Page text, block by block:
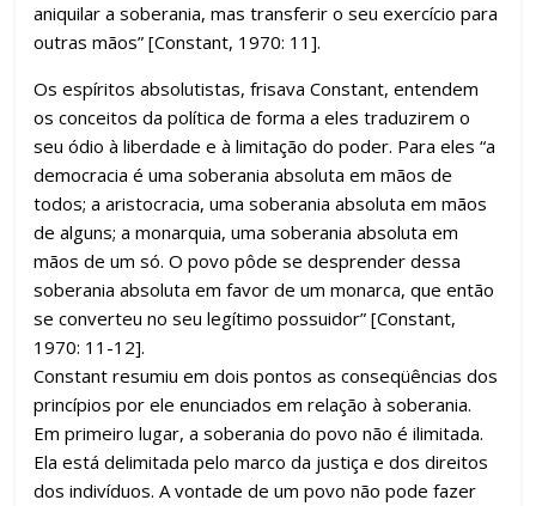
aniquilar a soberania, mas transferir o seu exercício para
outras mãos” [Constant, 1970: 11].
Os espíritos absolutistas, frisava Constant, entendem
os conceitos da política de forma a eles traduzirem o
seu ódio à liberdade e à limitação do poder. Para eles “a
democracia é uma soberania absoluta em mãos de
todos; a aristocracia, uma soberania absoluta em mãos
de alguns; a monarquia, uma soberania absoluta em
mãos de um só. O povo pôde se desprender dessa
soberania absoluta em favor de um monarca, que então
se converteu no seu legítimo possuidor” [Constant,
1970: 11-12].
Constant resumiu em dois pontos as conseqüências dos
princípios por ele enunciados em relação à soberania.
Em primeiro lugar, a soberania do povo não é ilimitada.
Ela está delimitada pelo marco da justiça e dos direitos
dos indivíduos. A vontade de um povo não pode fazer